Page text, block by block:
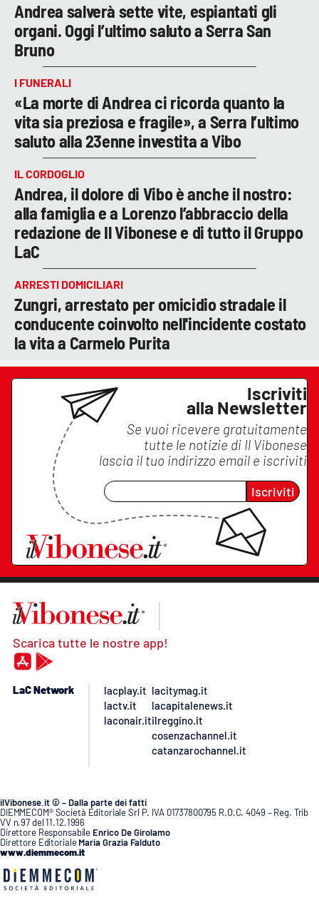
Andrea salverà sette vite, espiantati gli
organi. Oggi l’ultimo saluto a Serra San
Bruno
I FUNERALI
«La morte di Andrea ci ricorda quanto la
vita sia preziosa e fragile», a Serra l’ultimo
saluto alla 23enne investita a Vibo
IL CORDOGLIO
Andrea, il dolore di Vibo è anche il nostro:
alla famiglia e a Lorenzo l’abbraccio della
redazione de Il Vibonese e di tutto il Gruppo
LaC
ARRESTI DOMICILIARI
Zungri, arrestato per omicidio stradale il
conducente coinvolto nell'incidente costato
la vita a Carmelo Purita
Iscriviti
alla Newsletter
Se vuoi ricevere gratuitamente
tutte le notizie di Il Vibonese
lascia il tuo indirizzo email e iscriviti
Iscriviti
Scarica tutte le nostre app!
LaC Network
lacplay.it
lactv.it
laconair.it
lacitymag.it
lacapitalenews.it
ilreggino.it
cosenzachannel.it
catanzarochannel.it
ilVibonese.it © – Dalla parte dei fatti
DIEMMECOM® Società Editoriale Srl P. IVA 01737800795 R.O.C. 4049 – Reg. Trib
VV n.97 del 11.12.1996
Direttore Responsabile Enrico De Girolamo
Direttore Editoriale Maria Grazia Falduto
www.diemmecom.it